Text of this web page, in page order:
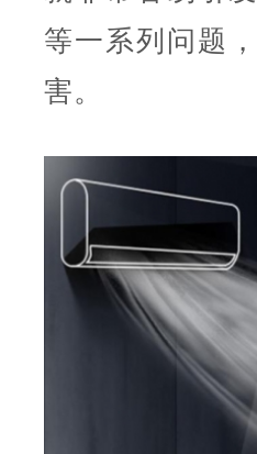
等一系列问题
害。